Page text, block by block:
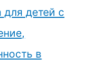
для детей с
в